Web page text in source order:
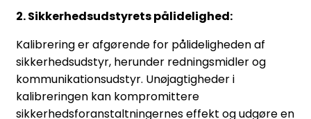
2. Sikkerhedsudstyrets pålidelighed:
Kalibrering er afgørende for pålideligheden af
sikkerhedsudstyr, herunder redningsmidler og
kommunikationsudstyr. Unøjagtigheder i
kalibreringen kan kompromittere
sikkerhedsforanstaltningernes effekt og udgøre en